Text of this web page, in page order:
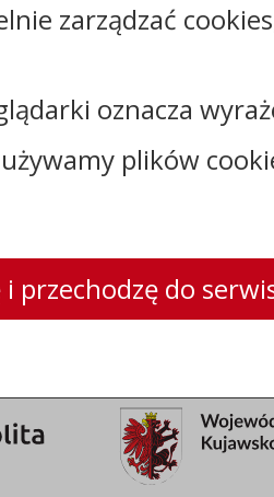
SkrytkaESP lub
zarządzać
oznacza
plików
przechodzę do